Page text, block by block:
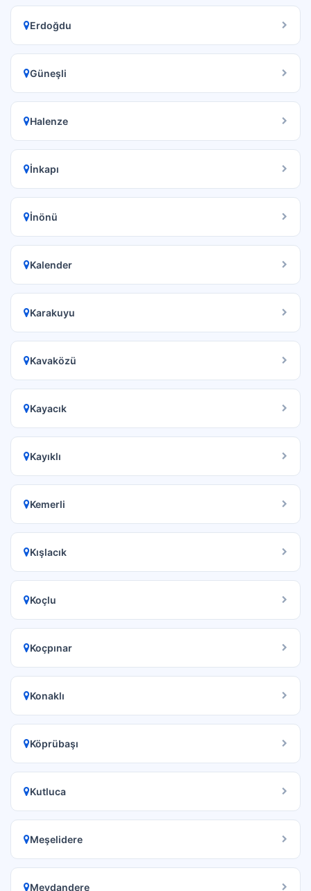
Erdoğdu
Güneşli
Halenze
İnkapı
İnönü
Kalender
Karakuyu
Kavaközü
Kayacık
Kayıklı
Kemerli
Kışlacık
Koçlu
Koçpınar
Konaklı
Köprübaşı
Kutluca
Meşelidere
Meydandere